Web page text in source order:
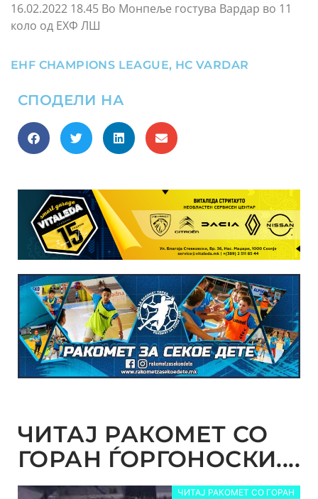
16.02.2022 18.45 Во Монпеље гостува Вардар во 11
коло од ЕХФ ЛШ
EHF CHAMPIONS LEAGUE, HC VARDAR
СПОДЕЛИ НА
ЧИТАЈ РАКОМЕТ СО
ГОРАН ЃОРГОНОСКИ....
ЧИТАЈ РАКОМЕТ СО ГОРАН